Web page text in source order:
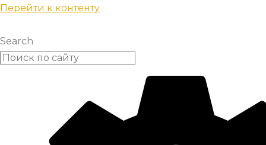
Перейти к контенту
Search